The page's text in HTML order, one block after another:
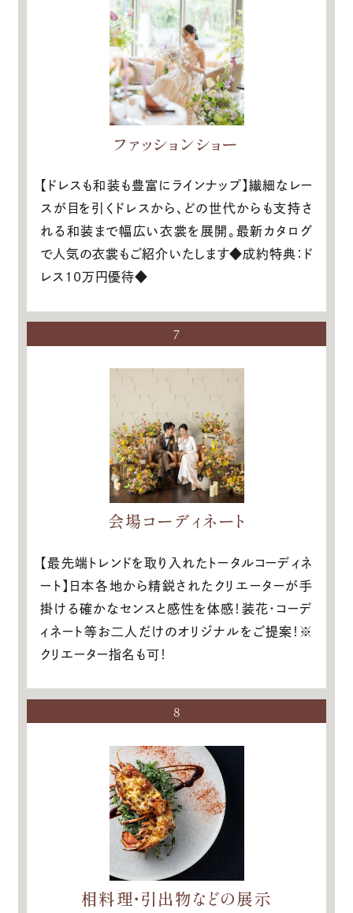
ファッションショー
【ドレスも和装も豊富にラインナップ】繊細なレー
スが目を引くドレスから、どの世代からも支持さ
れる和装まで幅広い衣裳を展開。最新カタログ
で人気の衣裳もご紹介いたします◆成約特典：ド
レス10万円優待◆
7
会場コーディネート
【最先端トレンドを取り入れたトータルコーディネ
ート】日本各地から精鋭されたクリエーターが手
掛ける確かなセンスと感性を体感！装花・コーデ
ィネート等お二人だけのオリジナルをご提案！※
クリエーター指名も可！
8
相料理・引出物などの展示